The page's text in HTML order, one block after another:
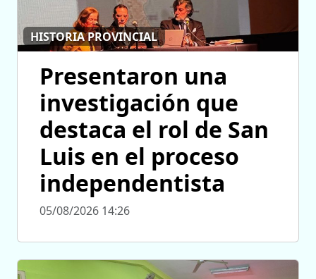
HISTORIA PROVINCIAL
Presentaron una
investigación que
destaca el rol de San
Luis en el proceso
independentista
05/08/2026 14:26